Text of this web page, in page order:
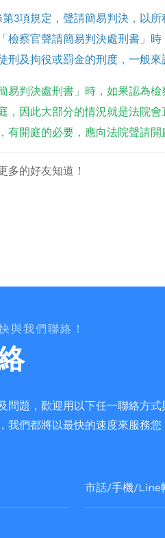
第3項規定，聲請簡易判決，以
檢察官聲請簡易判決處刑書」
刑及拘役或罰金的刑度，一般來
易判決處刑書」時，如果認為
，因此大部分的情況就是法院
有開庭的必要，應向法院聲請開
多的好友知道！
與我們聯絡！
問題，歡迎用以下任一聯絡方
我們都將以最快的速度來服務您